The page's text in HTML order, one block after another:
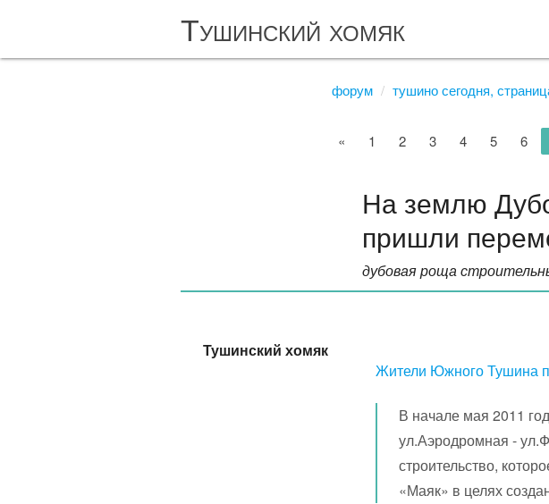
Тушинский хомяк
форум тушино сегодня,
« 1 2 3 4 5 6
На землю
пришли
дубовая роща
Тушинский хомяк
Жители Южного Тушина
В начале мая 2011
ул.Аэродромная -
строительство,
«Маяк» в целях